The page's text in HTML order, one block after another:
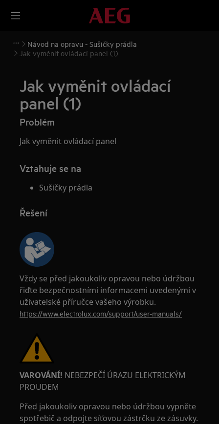
Návod na opravu - Sušičky prádla
Jak vyměnit ovládací panel (1)
Jak vyměnit ovládací
panel (1)
Problém
Jak vyměnit ovládací panel
Vztahuje se na
Sušičky prádla
Řešení
Vždy se před jakoukoliv opravou nebo údržbou
řiďte bezpečnostními informacemi uvedenými v
uživatelské příručce vašeho výrobku.
https://www.electrolux.com/support/user-manuals/
VAROVÁNÍ! NEBEZPEČÍ ÚRAZU ELEKTRICKÝM
PROUDEM
Před jakoukoliv opravou nebo údržbou vypněte
spotřebič a odpojte síťovou zástrčku ze zásuvky.